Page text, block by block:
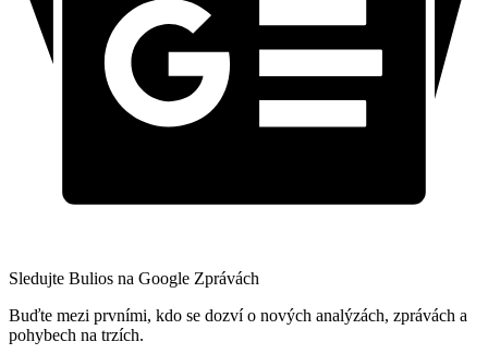
Sledujte Bulios na Google Zprávách
Buďte mezi prvními, kdo se dozví o nových analýzách, zprávách a
pohybech na trzích.